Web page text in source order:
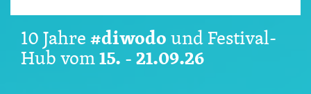
10 Jahre#diwodound Festival-
Hub vom15. - 21.09.26